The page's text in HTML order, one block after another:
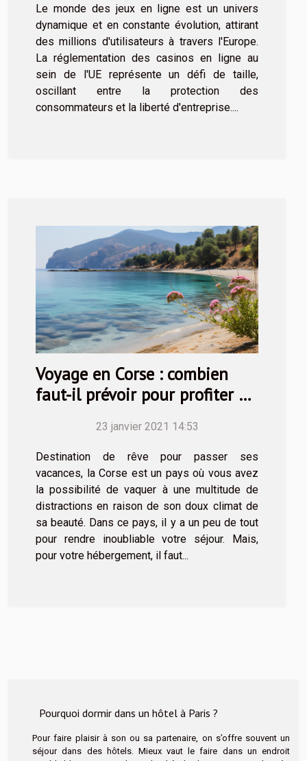
Le monde des jeux en ligne est un univers
dynamique et en constante évolution, attirant
des millions d'utilisateurs à travers l'Europe.
La réglementation des casinos en ligne au
sein de l'UE représente un défi de taille,
oscillant entre la protection des
consommateurs et la liberté d'entreprise....
Voyage en Corse : combien
faut-il prévoir pour profiter du
23 janvier 2021 14:53
Destination de rêve pour passer ses
vacances, la Corse est un pays où vous avez
la possibilité de vaquer à une multitude de
distractions en raison de son doux climat de
sa beauté. Dans ce pays, il y a un peu de tout
pour rendre inoubliable votre séjour. Mais,
pour votre hébergement, il faut...
Pourquoi dormir dans un hôtel à Paris ?
Pour faire plaisir à son ou sa partenaire, on s’offre souvent un
séjour dans des hôtels. Mieux vaut le faire dans un endroit